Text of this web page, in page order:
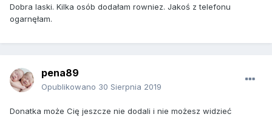
Dobra laski. Kilka osób dodałam rowniez. Jakoś z telefonu
ogarnęłam.
pena89
Opublikowano 30 Sierpnia 2019
Donatka może Cię jeszcze nie dodali i nie możesz widzieć